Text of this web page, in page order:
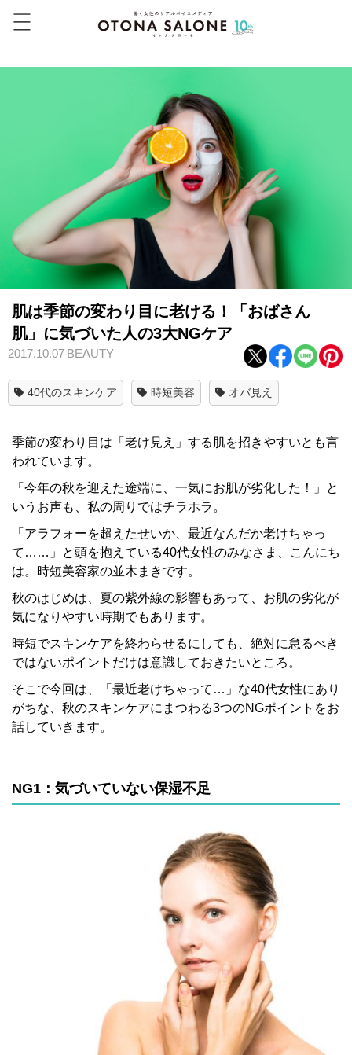
肌は季節の変わり目に老ける！「おばさん
肌」に気づいた人の3大NGケア
2017.10.07 BEAUTY
40代のスキンケア 時短美容 オバ見え
季節の変わり目は「老け見え」する肌を招きやすいとも言
われています。
「今年の秋を迎えた途端に、一気にお肌が劣化した！」と
いうお声も、私の周りではチラホラ。
「アラフォーを超えたせいか、最近なんだか老けちゃっ
て……」と頭を抱えている40代女性のみなさま、こんにち
は。時短美容家の並木まきです。
秋のはじめは、夏の紫外線の影響もあって、お肌の劣化が
気になりやすい時期でもあります。
時短でスキンケアを終わらせるにしても、絶対に怠るべき
ではないポイントだけは意識しておきたいところ。
そこで今回は、「最近老けちゃって…」な40代女性にあり
がちな、秋のスキンケアにまつわる3つのNGポイントをお
話していきます。
NG1：気づいていない保湿不足